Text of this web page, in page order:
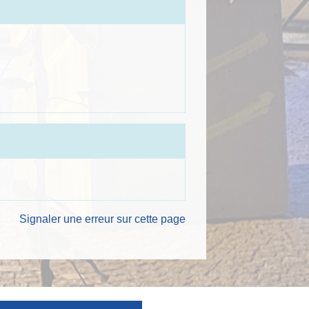
Signaler une erreur sur cette page